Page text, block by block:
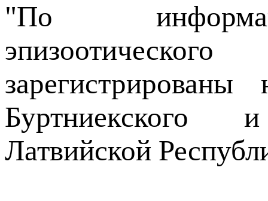
"По
Буртниекского
Латвийской